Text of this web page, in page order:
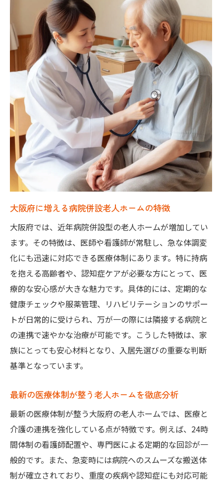
説
医療体制が整う老人ホーム選びのコツ
医療体制が充実した老人ホームの見極め方
病院併設の老人ホームを選ぶときの重要ポ
イント
介護施設と病院併設の違いと選択基準
医者が常駐する老人ホームの探し方と注意
点
大阪府で評判の医療連携老人ホームを比較
有料老人ホームの医療サポート体制を確認
認知症対応も安心な病院併設施設とは
認知症対応が充実した老人ホームの条件
認知症の重度患者にも安心な医療体制を解
説
病院併設施設で受けられる認知症ケアの内
容
医療体制が強みの老人ホームでの認知症サ
ポート
大阪府で安心できる認知症対応施設の選び
方
家族も納得できる認知症ケア老人ホームの
介護と医療が協力する老人ホームのメリッ
ト
病院併設老人ホームで受けられる医療連携
とは
医療体制が整う介護施設の選び方を紹介
大阪府の介護付き有料老人ホーム最新事情
大阪府に増える病院併設老人ホームの特徴
大阪府では、近年病院併設型の老人ホームが増加してい
ます。その特徴は、医師や看護師が常駐し、急な体調変
化にも迅速に対応できる医療体制にあります。特に持病
を抱える高齢者や、認知症ケアが必要な方にとって、医
療的な安心感が大きな魅力です。具体的には、定期的な
健康チェックや服薬管理、リハビリテーションのサポー
トが日常的に受けられ、万が一の際には隣接する病院と
の連携で速やかな治療が可能です。こうした特徴は、家
族にとっても安心材料となり、入居先選びの重要な判断
基準となっています。
最新の医療体制が整う老人ホームを徹底分析
最新の医療体制が整う大阪府の老人ホームでは、医療と
介護の連携を強化している点が特徴です。例えば、24時
間体制の看護師配置や、専門医による定期的な回診が一
般的です。また、急変時には病院へのスムーズな搬送体
制が確立されており、重度の疾病や認知症にも対応可能